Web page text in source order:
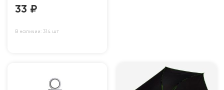
33 ₽
В наличии: 314 шт